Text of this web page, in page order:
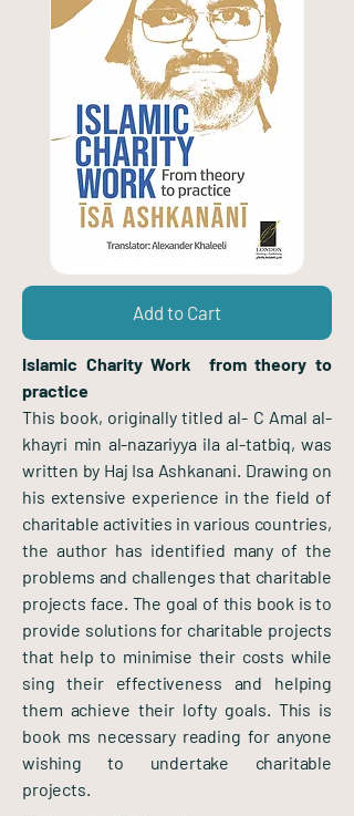
Add to Cart
Islamic Charity Work from theory to
practice
This book, originally titled al- C Amal al-
khayri min al-nazariyya ila al-tatbiq, was
written by Haj Isa Ashkanani. Drawing on
his extensive experience in the field of
charitable activities in various countries,
the author has identified many of the
problems and challenges that charitable
projects face. The goal of this book is to
provide solutions for charitable projects
that help to minimise their costs while
sing their effectiveness and helping
them achieve their lofty goals. This is
book ms necessary reading for anyone
wishing to undertake charitable
projects.